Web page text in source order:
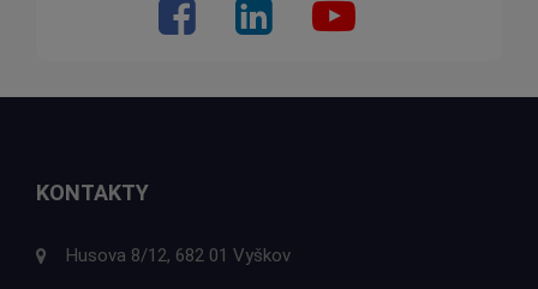
KONTAKTY
Husova 8/12, 682 01 Vyškov